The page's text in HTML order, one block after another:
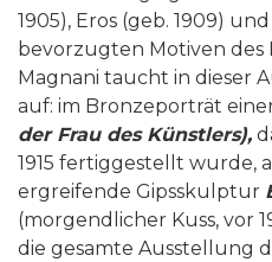
1905), Eros (geb. 1909)
bevorzugten Motiven des
Magnani taucht in dieser
auf: im Bronzeporträt
der Frau des Künstlers),
1915 fertiggestellt wurde,
ergreifende Gipsskulptur
(morgendlicher Kuss, vor
die gesamte Ausstellung